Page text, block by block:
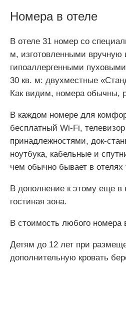
Номера в отеле
В отеле 31 номер со
м, изготовленными вручную
гипоаллергенными
30 кв. м: двухместные
Как видим, номера обычны,
В каждом номере для
бесплатный Wi-Fi,
принадлежностями, док-
ноутбука, кабельные и
чем обычно бывает в отелях
В дополнение к этому еще в
гостиная зона.
В стоимость любого номера
Детям до 12 лет при
дополнительную кровать